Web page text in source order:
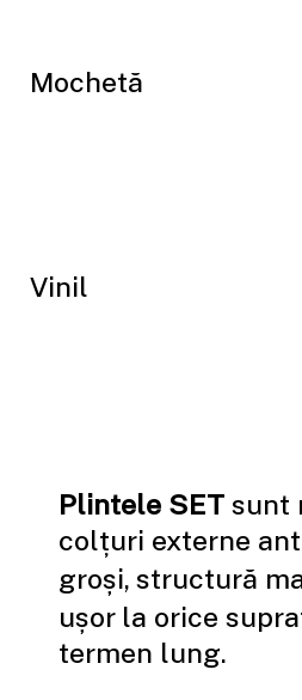
Mochetă
Vinil
Plintele SETsunt
colțuri externe
groși, structură
ușor la orice
termen lung.